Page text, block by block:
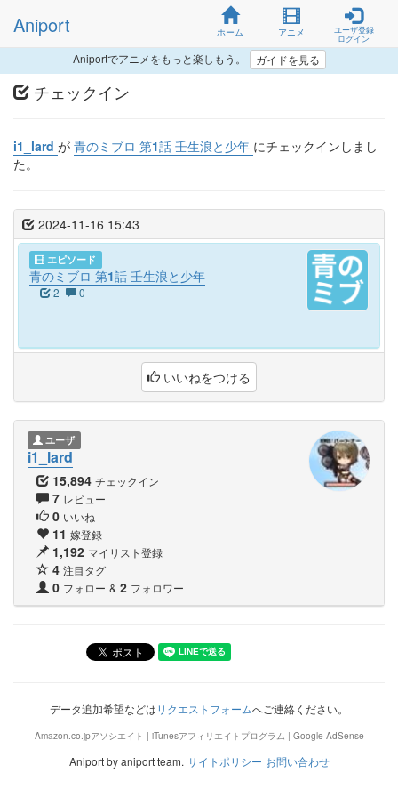
Aniport ホーム アニメ
ユーザ登録
ログイン
Aniportでアニメをもっと楽しもう。 ガイドを見る
チェックイン
i1_lard が 青のミブロ 第1話 壬生浪と少年 にチェックインしまし
た。
2024-11-16 15:43
エピソード
青のミブロ 第1話 壬生浪と少年
2 0
いいねをつける
ユーザ
i1_lard
15,894 チェックイン
7 レビュー
0 いいね
11 嫁登録
1,192 マイリスト登録
4 注目タグ
0 フォロー & 2 フォロワー
データ追加希望などはリクエストフォームへご連絡ください。
Amazon.co.jpアソシエイト | iTunesアフィリエイトプログラム | Google AdSense
Aniport by aniport team. サイトポリシー お問い合わせ